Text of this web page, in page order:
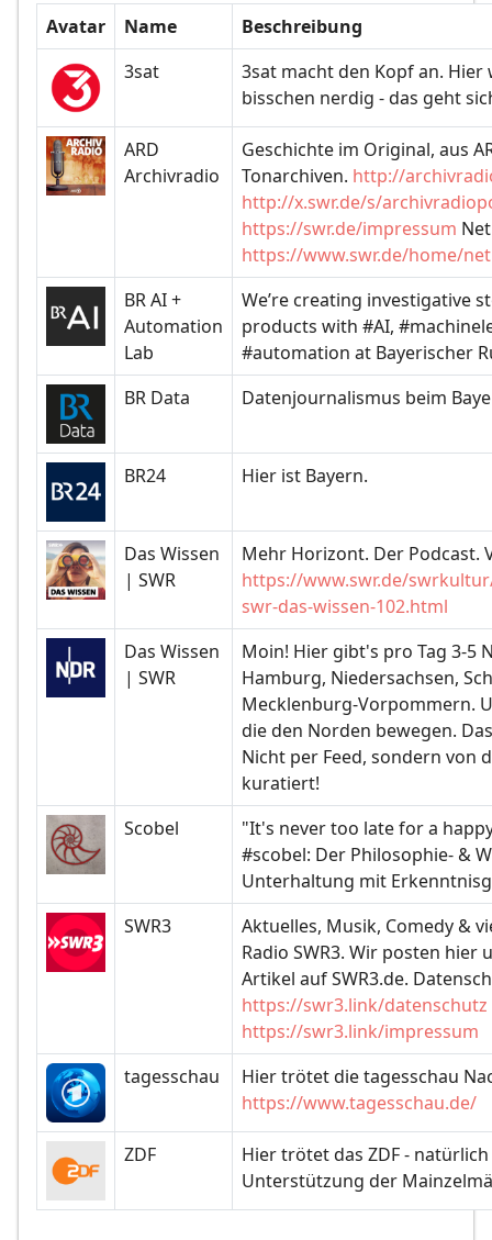
Avatar Name
Beschreibung
3sat
3sat macht den Kopf an. Hier
bisschen nerdig - das geht
ARD
Archivradio
Geschichte im Original, aus
Tonarchiven. http://
http://x.swr.de/s/
https://swr.de/impressum
https://www.swr.de/home/
BR AI +
Automation
Lab
We’re creating investigative
products with #AI,
#automation at Bayerischer
BR Data
Datenjournalismus beim
BR24 Hier ist Bayern.
Das Wissen
| SWR
Mehr Horizont. Der Podcast.
https://www.swr.de/
swr-das-wissen-102.html
Das Wissen
| SWR
Moin! Hier gibt's pro Tag 3-5
Hamburg, Niedersachsen,
Mecklenburg-Vorpommern.
die den Norden bewegen.
Nicht per Feed, sondern von
kuratiert!
Scobel
"It's never too late for a
#scobel: Der Philosophie- &
Unterhaltung mit
SWR3
Aktuelles, Musik, Comedy &
Radio SWR3. Wir posten hier
Artikel auf SWR3.de.
https://swr3.link/datenschutz
https://swr3.link/impressum
tagesschau
Hier trötet die tagesschau
https://www.tagesschau.de/
ZDF
Hier trötet das ZDF -
Unterstützung der